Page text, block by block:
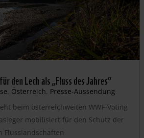
den Lech als „Fluss des Jahres“
, Österreich, Presse-Aussendung
beim österreichweiten WWF-Voting
mobilisiert für den Schutz der
Flusslandschaften